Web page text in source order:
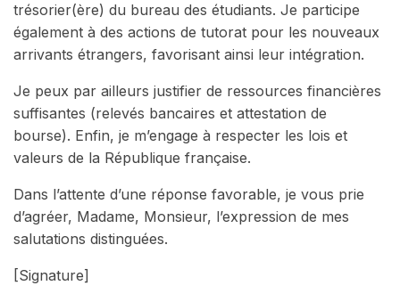
trésorier(ère) du bureau des étudiants. Je participe
également à des actions de tutorat pour les nouveaux
arrivants étrangers, favorisant ainsi leur intégration.
Je peux par ailleurs justifier de ressources financières
suffisantes (relevés bancaires et attestation de
bourse). Enfin, je m’engage à respecter les lois et
valeurs de la République française.
Dans l’attente d’une réponse favorable, je vous prie
d’agréer, Madame, Monsieur, l’expression de mes
salutations distinguées.
[Signature]